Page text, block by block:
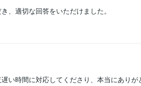
、適切な回答をいただけました。
い時間に対応してくださり、本当にあり